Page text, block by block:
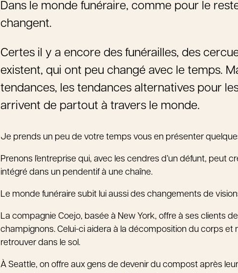
Dans le monde funéraire, comme pour le
changent.
Certes il y a encore des funérailles, des
existent, qui ont peu changé avec le temps.
tendances, les tendances alternatives pour
arrivent de partout à travers le monde.
Je prends un peu de votre temps vous en présenter
Prenons l’entreprise qui, avec les cendres d’un défunt, peut
intégré dans un pendentif à une chaîne.
Le monde funéraire subit lui aussi des changements de
La compagnie Coejo, basée à New York, offre à ses clients
champignons. Celui-ci aidera à la décomposition du corps et
retrouver dans le sol.
À Seattle, on offre aux gens de devenir du compost après